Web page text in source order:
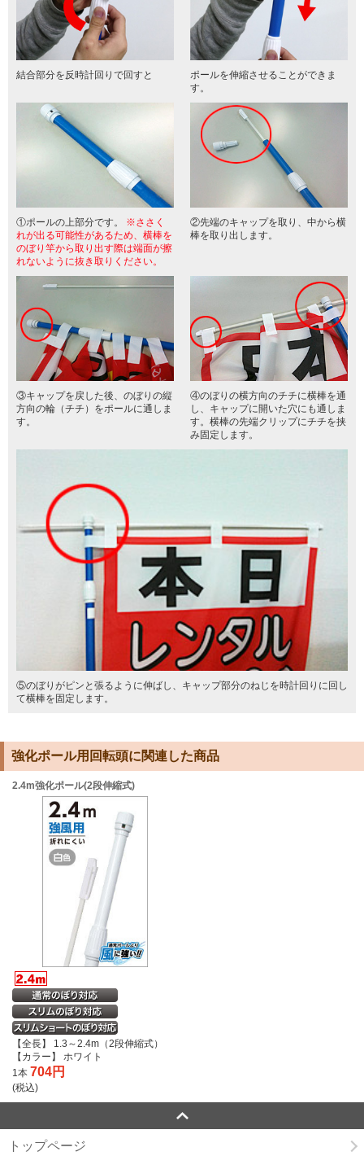
結合部分を反時計回りで回すと
ポールを伸縮させることができま
す。
①ポールの上部分です。 ※ささく
れが出る可能性があるため、横棒を
のぼり竿から取り出す際は端面が擦
れないように抜き取りください。
②先端のキャップを取り、中から横
棒を取り出します。
③キャップを戻した後、のぼりの縦
方向の輪（チチ）をポールに通しま
す。
④のぼりの横方向のチチに横棒を通
し、キャップに開いた穴にも通しま
す。横棒の先端クリップにチチを挟
み固定します。
⑤のぼりがピンと張るように伸ばし、キャップ部分のねじを時計回りに回し
て横棒を固定します。
強化ポール用回転頭に関連した商品
2.4m強化ポール(2段伸縮式)
【全長】 1.3～2.4m（2段伸縮式）
【カラー】 ホワイト
1本 704円
(税込)
トップページ